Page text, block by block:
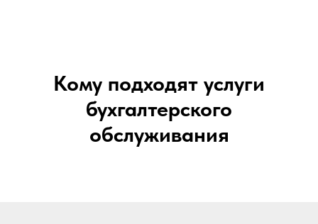
Кому подходят услуги
бухгалтерского
обслуживания